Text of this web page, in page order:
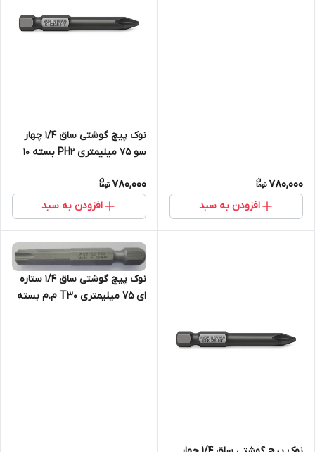
780,000
افزودن به سبد
نوک پیچ گوشتی ساق 1/4 چهار
سو 75 میلیمتری PH2 بسته 10
780,000
افزودن به سبد
نوک پیچ گوشتی ساق 1/4 ستاره
ای 75 میلیمتری T30 م.م بسته